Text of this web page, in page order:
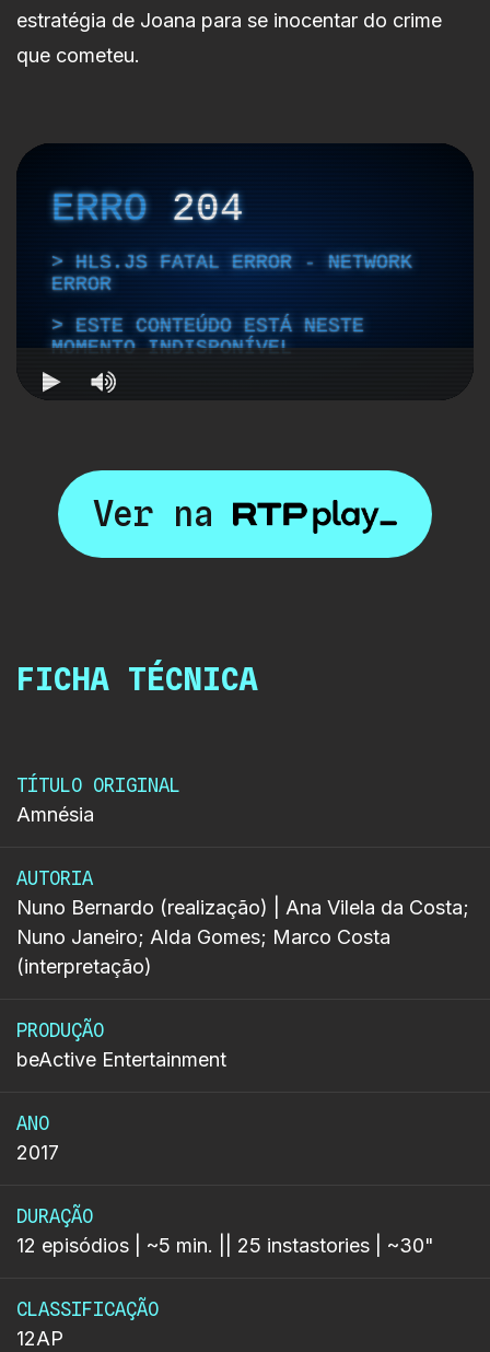
estratégia de Joana para se inocentar do crime
que cometeu.
Ver na
FICHA TÉCNICA
TÍTULO ORIGINAL
Amnésia
AUTORIA
Nuno Bernardo (realização) | Ana Vilela da Costa;
Nuno Janeiro; Alda Gomes; Marco Costa
(interpretação)
PRODUÇÃO
beActive Entertainment
ANO
2017
DURAÇÃO
12 episódios | ~5 min. || 25 instastories | ~30"
CLASSIFICAÇÃO
12AP